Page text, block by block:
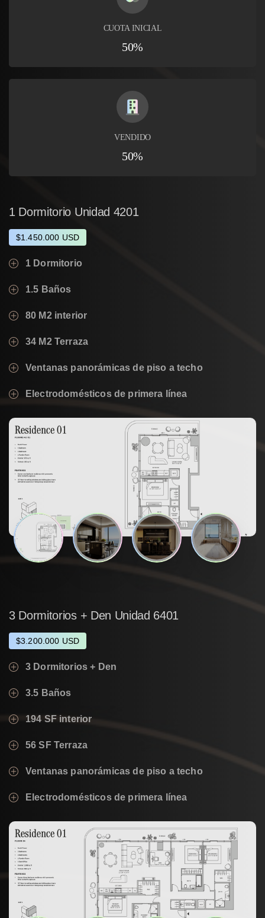
CUOTA INICIAL
50%
VENDIDO
50%
1 Dormitorio Unidad 4201
$1.450.000 USD
1 Dormitorio
1.5 Baños
80 M2 interior
34 M2 Terraza
Ventanas panorámicas de piso a techo
Electrodomésticos de primera línea
3 Dormitorios + Den Unidad 6401
$3.200.000 USD
3 Dormitorios + Den
3.5 Baños
194 SF interior
56 SF Terraza
Ventanas panorámicas de piso a techo
Electrodomésticos de primera línea